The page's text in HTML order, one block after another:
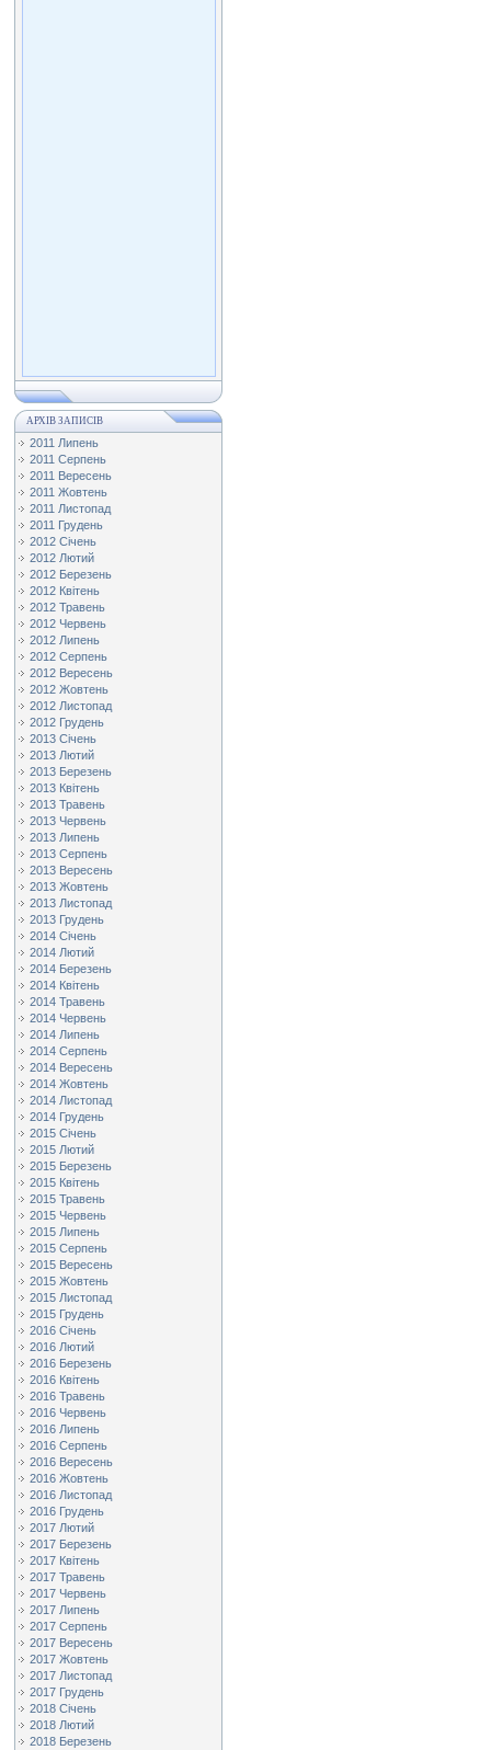
АРХІВ ЗАПИСІВ
2011 Липень
2011 Серпень
2011 Вересень
2011 Жовтень
2011 Листопад
2011 Грудень
2012 Січень
2012 Лютий
2012 Березень
2012 Квітень
2012 Травень
2012 Червень
2012 Липень
2012 Серпень
2012 Вересень
2012 Жовтень
2012 Листопад
2012 Грудень
2013 Січень
2013 Лютий
2013 Березень
2013 Квітень
2013 Травень
2013 Червень
2013 Липень
2013 Серпень
2013 Вересень
2013 Жовтень
2013 Листопад
2013 Грудень
2014 Січень
2014 Лютий
2014 Березень
2014 Квітень
2014 Травень
2014 Червень
2014 Липень
2014 Серпень
2014 Вересень
2014 Жовтень
2014 Листопад
2014 Грудень
2015 Січень
2015 Лютий
2015 Березень
2015 Квітень
2015 Травень
2015 Червень
2015 Липень
2015 Серпень
2015 Вересень
2015 Жовтень
2015 Листопад
2015 Грудень
2016 Січень
2016 Лютий
2016 Березень
2016 Квітень
2016 Травень
2016 Червень
2016 Липень
2016 Серпень
2016 Вересень
2016 Жовтень
2016 Листопад
2016 Грудень
2017 Лютий
2017 Березень
2017 Квітень
2017 Травень
2017 Червень
2017 Липень
2017 Серпень
2017 Вересень
2017 Жовтень
2017 Листопад
2017 Грудень
2018 Січень
2018 Лютий
2018 Березень